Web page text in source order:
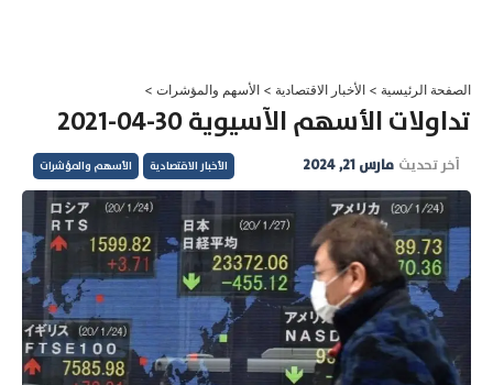
الصفحة الرئيسية > الأخبار الاقتصادية > الأسهم والمؤشرات >
تداولات الأسهم الآسيوية 30-04-2021
آخر تحديث مارس 21, 2024 الأخبار الاقتصادية الأسهم والمؤشرات